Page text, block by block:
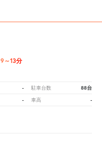
9～13分
- 駐車台数 88台
- 車高 -